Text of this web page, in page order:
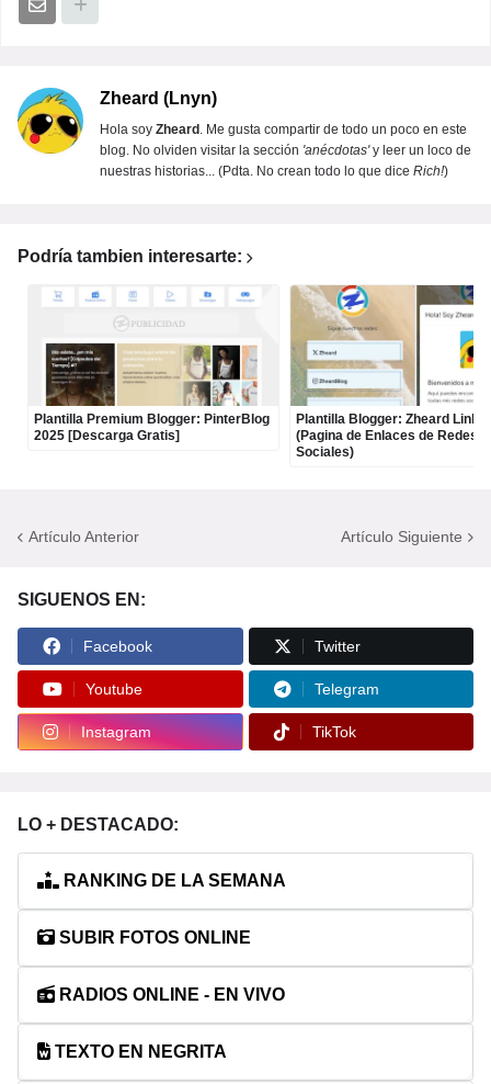
Zheard (Lnyn)
Hola soy Zheard . Me gusta compartir de todo un poco en este
blog. No olviden visitar la sección 'anécdotas'y leer un loco de
nuestras historias... (Pdta. No crean todo lo que dice Rich!)
Podría tambien interesarte:
Plantilla Premium Blogger: PinterBlog
2025 [Descarga Gratis]
Plantilla Blogger: Zheard Links
(Pagina de Enlaces de Redes
Sociales)
Artículo Anterior Artículo Siguiente
SIGUENOS EN:
Facebook Twitter
Youtube Telegram
Instagram TikTok
LO + DESTACADO:
RANKING DE LA SEMANA
SUBIR FOTOS ONLINE
RADIOS ONLINE - EN VIVO
TEXTO EN NEGRITA